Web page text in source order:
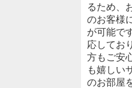
るため、
のお客様
が可能で
応してお
方もご安
も嬉しい
のお部屋